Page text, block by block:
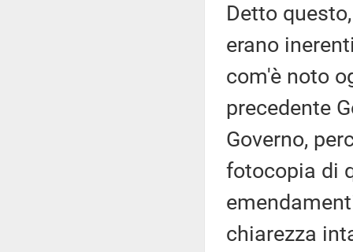
Detto
erano
com'è noto
precedente
Governo,
fotocopia di
chiarezza